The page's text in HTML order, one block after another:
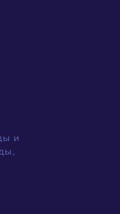
и